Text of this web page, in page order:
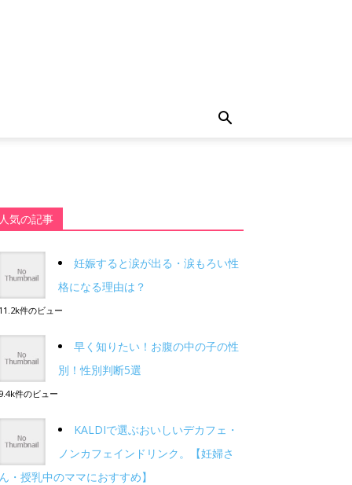
人気の記事
妊娠すると涙が出る・涙もろい性
格になる理由は？
11.2k件のビュー
早く知りたい！お腹の中の子の性
別！性別判断5選
9.4k件のビュー
KALDIで選ぶおいしいデカフェ・
ノンカフェインドリンク。【妊婦さ
ん・授乳中のママにおすすめ】